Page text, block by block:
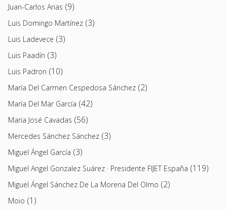
Juan-Carlos Arias (9)
Luis Domingo Martínez (3)
Luis Ladevece (3)
Luis Paadín (3)
Luis Padron (10)
María Del Carmen Cespedosa Sánchez (2)
María Del Mar García (42)
Maria José Cavadas (56)
Mercedes Sánchez Sánchez (3)
Miguel Ángel García (3)
Miguel Angel Gonzalez Suárez · Presidente FIJET España (119)
Miguel Ángel Sánchez De La Morena Del Olmo (2)
Moio (1)